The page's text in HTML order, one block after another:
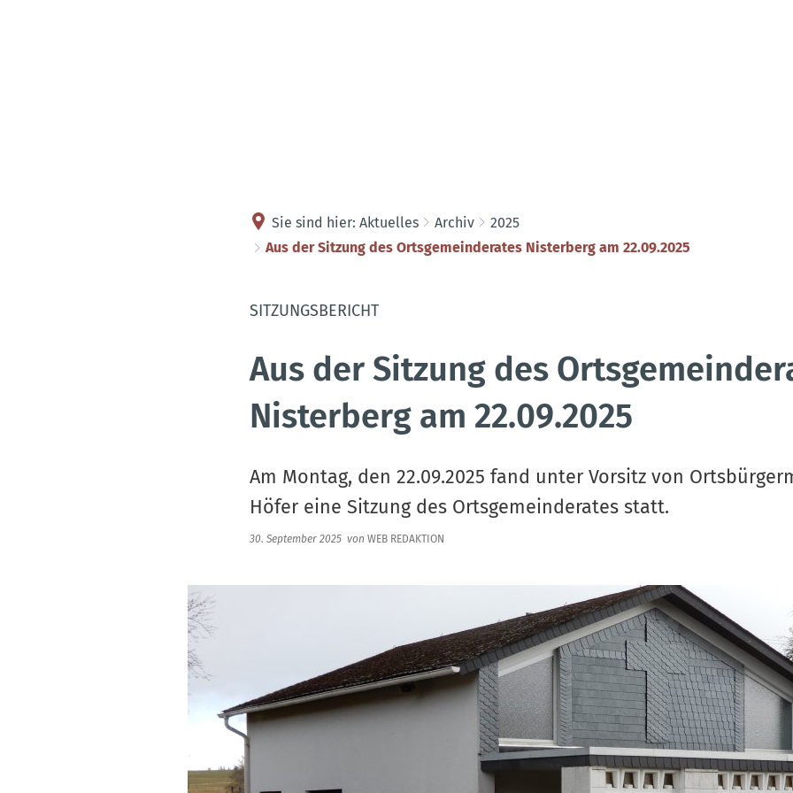
Sie sind hier: Aktuelles Archiv
2025
Aus der Sitzung des Ortsgemeinderates Nisterberg am 22.09.2025
SITZUNGSBERICHT
Aus der Sitzung des
Nisterberg am 22.09.2025
Am Montag, den 22.09.2025 fand unter Vorsitz von
Höfer eine Sitzung des Ortsgemeinderates statt.
30. September 2025 von WEB REDAKTION